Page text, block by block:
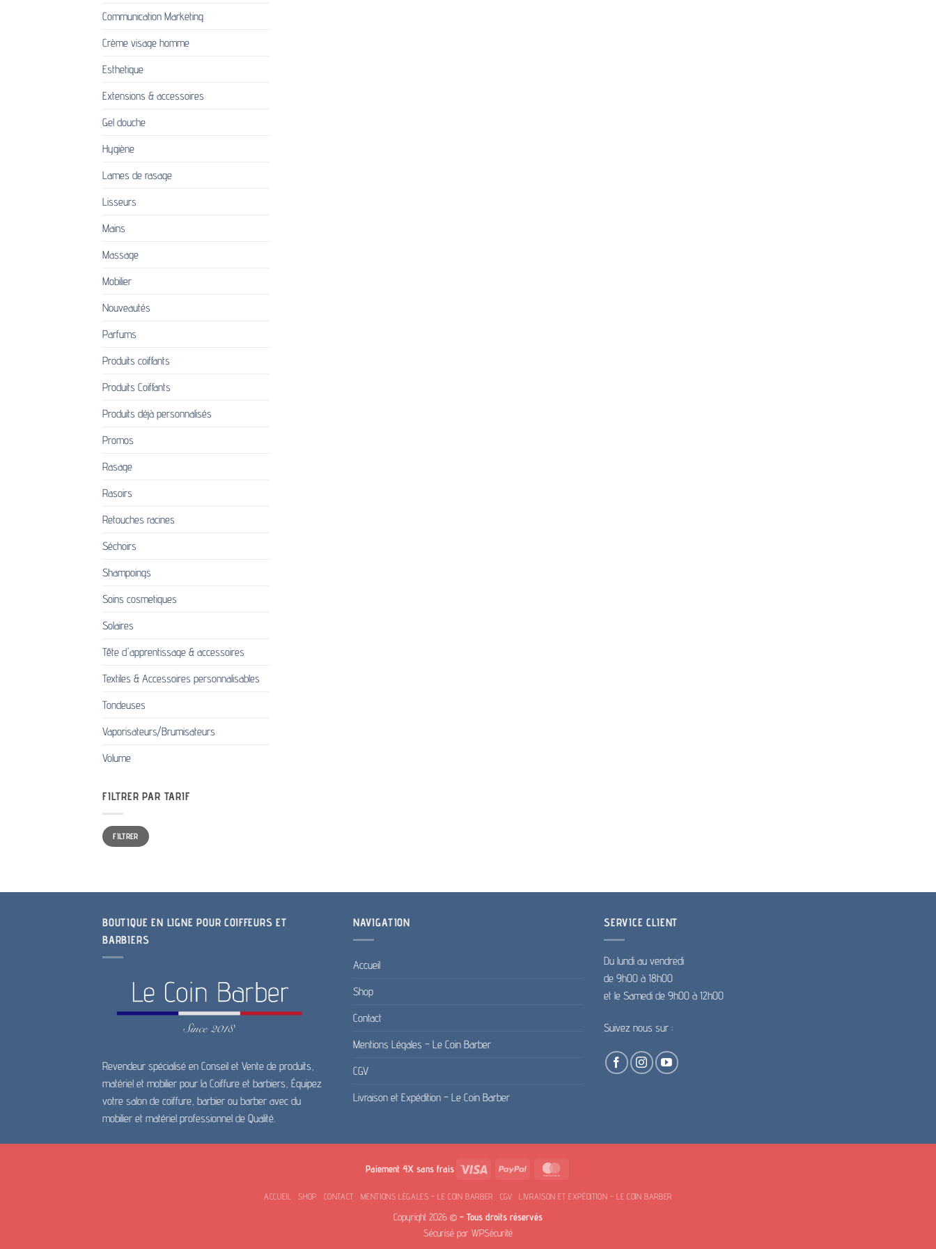
Communication Marketing
Crème visage homme
Esthetique
Extensions & accessoires
Gel douche
Hygiène
Lames de rasage
Lisseurs
Mains
Massage
Mobilier
Nouveautés
Parfums
Produits coiffants
Produits Coiffants
Produits déjà personnalisés
Promos
Rasage
Rasoirs
Retouches racines
Séchoirs
Shampoings
Soins cosmetiques
Solaires
Tête d'apprentissage & accessoires
Textiles & Accessoires personnalisables
Tondeuses
Vaporisateurs/Brumisateurs
Volume
FILTRER PAR TARIF
Prix
min
Prix
maxFILTRER
BOUTIQUE EN LIGNE POUR COIFFEURS ET
BARBIERS
Revendeur spécialisé en Conseil et Vente de produits,
matériel et mobilier pour la Coiffure et barbiers, Équipez
votre salon de coiffure, barbier ou barber avec du
mobilier et matériel professionnel de Qualité.
NAVIGATION
Accueil
Shop
Contact
Mentions Légales – Le Coin Barber
CGV
Livraison et Expédition – Le Coin Barber
SERVICE CLIENT
Du lundi au vendredi
de 9h00 à 18h00
et le Samedi de 9h00 à 12h00
Suivez nous sur :
Paiement 4X sans frais Visa PayPal
ACCUEIL SHOP CONTACT MENTIONS LÉGALES – LE COIN BARBER CGV LIVRAISON ET EXPÉDITION – LE COIN BARBER
Copyright 2026 © - Tous droits réservés
Sécurisé par WPSécurité